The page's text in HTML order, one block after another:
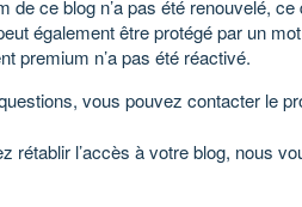
de ce blog n’a pas été renouvelé, ce
également être protégé par un
premium n’a pas été réactivé.
vous pouvez contacter le
rétablir l’accès à votre blog, nous